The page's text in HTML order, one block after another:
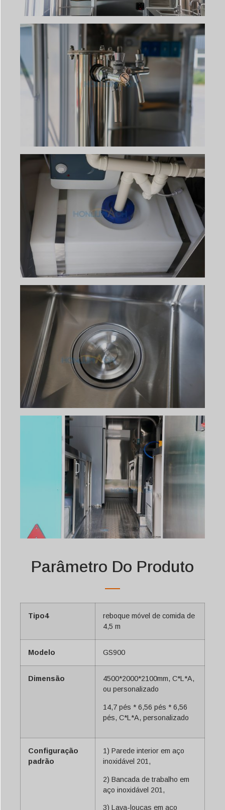
Parâmetro Do Produto
Tipo4
reboque móvel de comida de
4,5 m
Modelo GS900
Dimensão
4500*2000*2100mm, C*L*A,
ou personalizado
14,7 pés * 6,56 pés * 6,56
pés, C*L*A, personalizado
Configuração
padrão
1) Parede interior em aço
inoxidável 201,
2) Bancada de trabalho em
aço inoxidável 201,
3) Lava-louças em aço